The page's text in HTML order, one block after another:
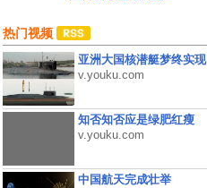
热门视频
亚洲大国核潜艇梦终实现
v.youku.com
知否知否应是绿肥红瘦
v.youku.com
中国航天完成壮举